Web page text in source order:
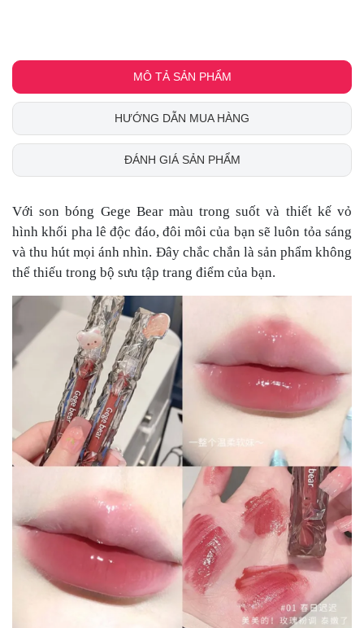
MÔ TẢ SẢN PHẨM
HƯỚNG DẪN MUA HÀNG
ĐÁNH GIÁ SẢN PHẨM
Với son bóng Gege Bear màu trong suốt và thiết kế vỏ
hình khối pha lê độc đáo, đôi môi của bạn sẽ luôn tỏa sáng
và thu hút mọi ánh nhìn. Đây chắc chắn là sản phẩm không
thể thiếu trong bộ sưu tập trang điểm của bạn.